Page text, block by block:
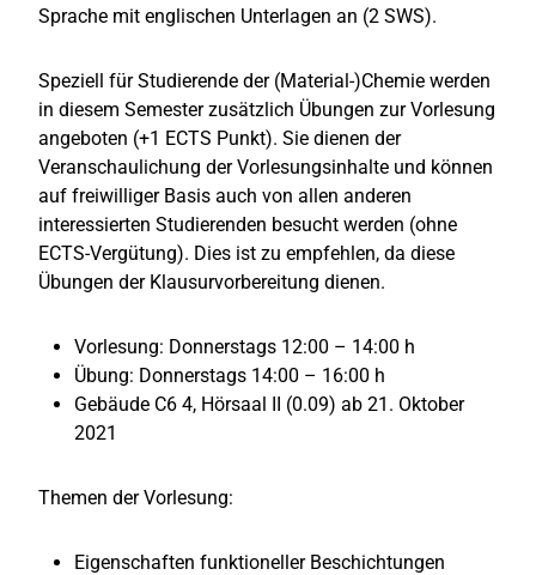
Sprache mit englischen Unterlagen an (2 SWS).
Speziell für Studierende der (Material-)Chemie werden
in diesem Semester zusätzlich Übungen zur Vorlesung
angeboten (+1 ECTS Punkt). Sie dienen der
Veranschaulichung der Vorlesungsinhalte und können
auf freiwilliger Basis auch von allen anderen
interessierten Studierenden besucht werden (ohne
ECTS-Vergütung). Dies ist zu empfehlen, da diese
Übungen der Klausurvorbereitung dienen.
Vorlesung: Donnerstags 12:00 – 14:00 h
Übung: Donnerstags 14:00 – 16:00 h
Gebäude C6 4, Hörsaal II (0.09) ab 21. Oktober
2021
Themen der Vorlesung:
Eigenschaften funktioneller Beschichtungen